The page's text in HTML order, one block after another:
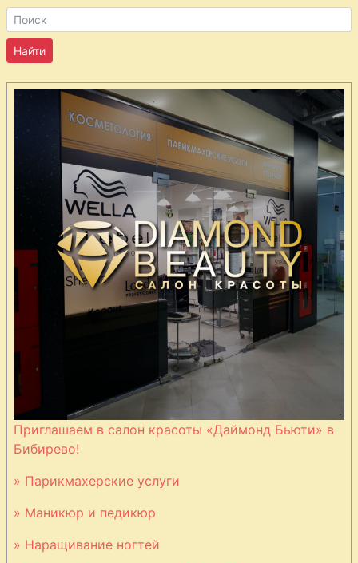
Приглашаем в салон красоты «Даймонд Бьюти» в
Бибирево!
» Парикмахерские услуги
» Маникюр и педикюр
» Наращивание ногтей